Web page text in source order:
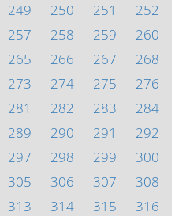
249 250 251
252
257 258 259
260
265 266 267
268
273 274 275
276
281 282 283
284
289 290 291
292
297 298 299
300
305 306 307
308
313 314 315
316